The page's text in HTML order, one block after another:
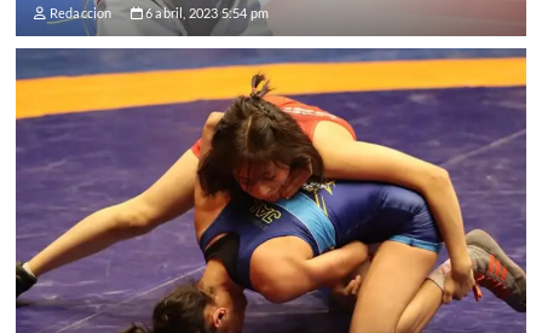
Redaccion 6 abril, 2023 5:54 pm